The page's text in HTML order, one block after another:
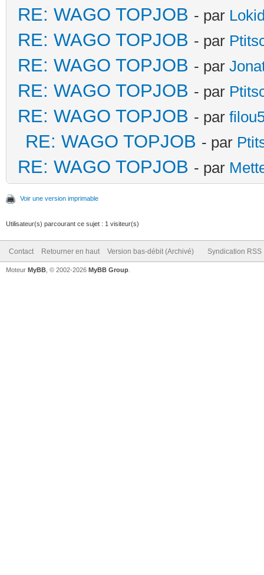
RE: WAGO TOPJOB - par
RE: WAGO TOPJOB - par
RE: WAGO TOPJOB - par
RE: WAGO TOPJOB - par
RE: WAGO TOPJOB - par
RE: WAGO TOPJOB - par
RE: WAGO TOPJOB - par
Voir une version imprimable
Utilisateur(s) parcourant ce sujet : 1 visiteur(s)
Contact Retourner en haut Version bas-débit (Archivé) Syndication RSS
Moteur MyBB , © 2002-2026 MyBB Group